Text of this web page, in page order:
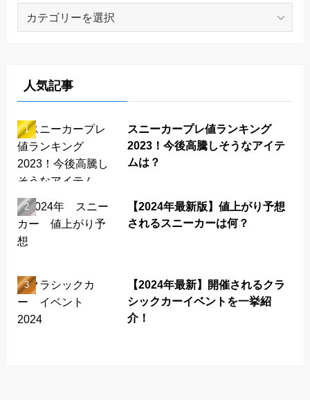
人気記事
スニーカープレ値ランキング
2023！今後高騰しそうなアイテ
ムは？
【2024年最新版】値上がり予想
されるスニーカーは何？
【2024年最新】開催されるクラ
シックカーイベントを一挙紹
介！